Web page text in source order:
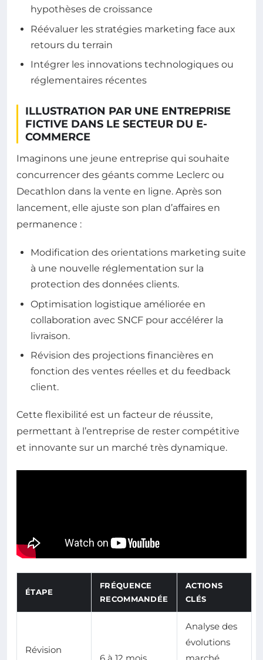
hypothèses de croissance
Réévaluer les stratégies marketing face aux
retours du terrain
Intégrer les innovations technologiques ou
réglementaires récentes
ILLUSTRATION PAR UNE ENTREPRISE
FICTIVE DANS LE SECTEUR DU E-
COMMERCE
Imaginons une jeune entreprise qui souhaite
concurrencer des géants comme Leclerc ou
Decathlon dans la vente en ligne. Après son
lancement, elle ajuste son plan d’affaires en
permanence :
Modification des orientations marketing suite
à une nouvelle réglementation sur la
protection des données clients.
Optimisation logistique améliorée en
collaboration avec SNCF pour accélérer la
livraison.
Révision des projections financières en
fonction des ventes réelles et du feedback
client.
Cette flexibilité est un facteur de réussite,
permettant à l’entreprise de rester compétitive
et innovante sur un marché très dynamique.
ÉTAPE
FRÉQUENCE
RECOMMANDÉE
ACTIONS
CLÉS
Révision
Analyse des
évolutions